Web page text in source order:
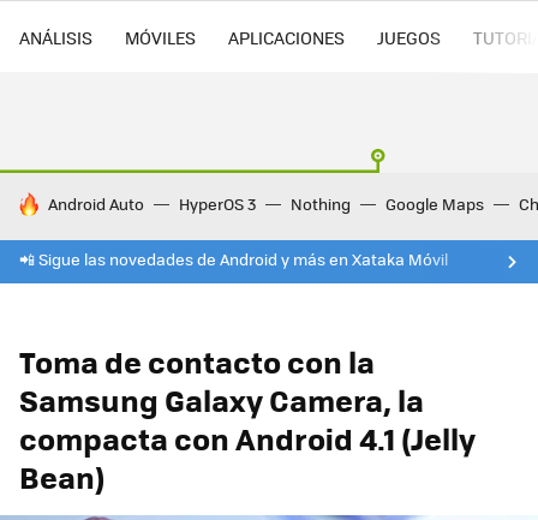
ANÁLISIS MÓVILES APLICACIONES JUEGOS
HOY SE HABLA DE
Android Auto HyperOS 3 Nothing Google Maps
📲 Sigue las novedades de Android y más en Xataka Móvil
Toma de contacto con la
Samsung Galaxy Camera, la
compacta con Android 4.1 (Jelly
Bean)